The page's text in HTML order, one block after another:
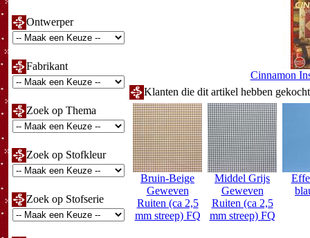
Ontwerper
Fabrikant
Zoek op Thema
Zoek op Stofkleur
Zoek op Stofserie
Cinnamon
Klanten die dit artikel hebben
Bruin-Beige
Geweven
Ruiten (ca 2,5
mm streep) FQ
Middel Grijs
Geweven
Ruiten (ca 2,5
mm streep) FQ